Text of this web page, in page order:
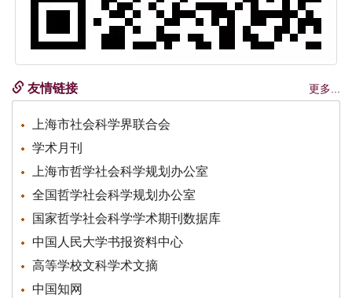
友情链接 更多...
上海市社会科学界联合会
学术月刊
上海市哲学社会科学规划办公室
全国哲学社会科学规划办公室
国家哲学社会科学学术期刊数据库
中国人民大学书报资料中心
高等学校文科学术文摘
中国知网